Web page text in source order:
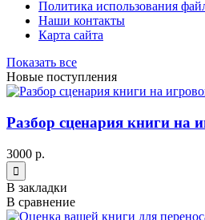
Политика использования
Наши контакты
Карта сайта
Показать все
Новые поступления
Разбор сценария книги на
3000 р.
В закладки
В сравнение